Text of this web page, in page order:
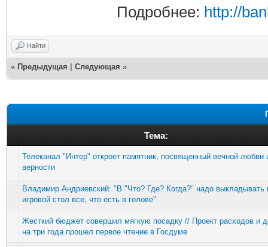
Подробнее: http://
Найти
« Предыдущая Следующая »
Тема:
Телеканал "Интер" откроет памятник, посвященный вечной любви
верности
Владимир Андриевский: "В "Что? Где? Когда?" надо выкладывать
игровой стол все, что есть в голове"
Жесткий бюджет совершил мягкую посадку // Проект расходов и
на три года прошел первое чтение в Госдуме